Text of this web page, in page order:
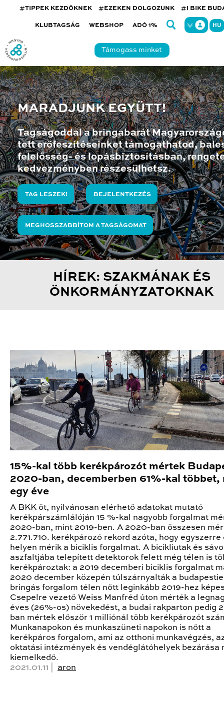
#TIPPEK KEZDŐKNEK #EZEKEN DOLGOZUNK #I BIKE
KLUBTAGSÁG WEBSHOP ADÓ 1% HU
Támogass minket
MARADJUNK EGYÜTT!
Tagságoddal a bringabarát
tett erőfeszítéseinket támogathatod,
felelősség- és lopásbiztosításban,
kedvezményben részesülhetsz.
TAG LESZEK! BEJELENTKEZÉS
MEGHOSSZABBÍTOM A TAGSÁGOMAT
HÍREK: SZAKMÁNAK ÉS
ÖNKORMÁNYZATOKNAK
15%-kal több kerékpározót mértek
2020-ban, decemberben 61%-kal többet,
egy éve
A BKK öt, nyilvánosan elérhető adatokat mutató
kerékpárszámlálóján 15 %-kal nagyobb forgalmat
2020-ban, mint 2019-ben. A 2020-ban összesen
2.771.710. kerékpározó rekord azóta, hogy egyszerre
helyen mérik a biciklis forgalmat. A bicikliutak és
aszfaltjába telepített detektorok felett még télen is
kerékpároztak: a 2019 decemberi biciklis forgalmat
2020 december közepén túlszárnyalták a
bringás forgalom télen nőtt leginkább 2019-hez
Csepelre vezető Weiss Manfréd úton mérték a
éves (26%-os) növekedést, a budai rakparton pedig
ban mértek először 1 milliónál több kerékpározót
Munkanapokon és munkaszüneti napokon is nőtt a
kerékpáros forgalom, ami az otthoni munkavégzés,
oktatási intézmények és vendéglátóhelyek bezárása
kiemelkedő.
2021.01.11 | aron